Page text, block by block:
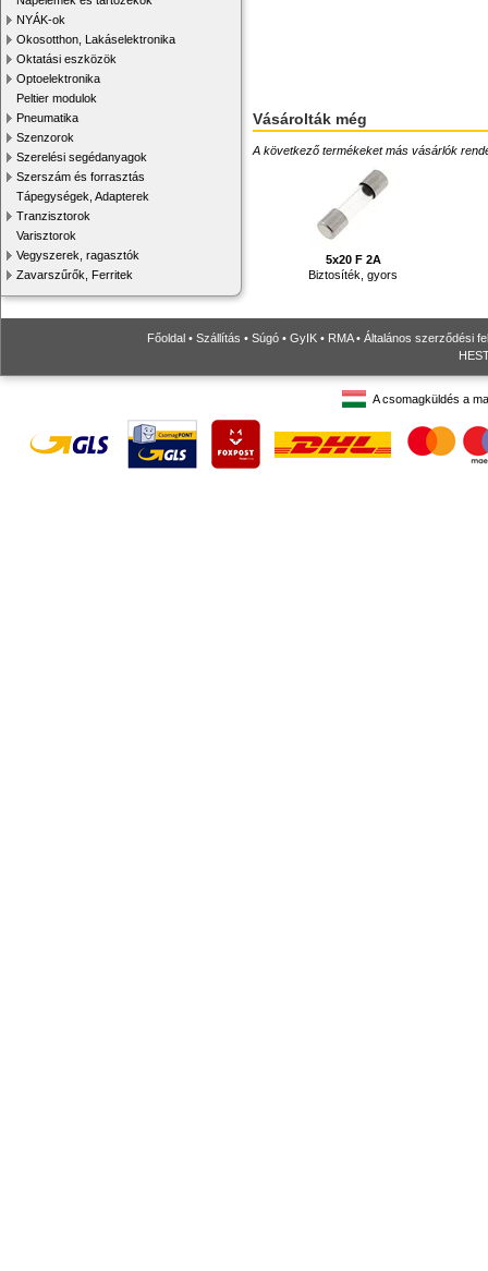
NYÁK-ok
Okosotthon, Lakáselektronika
Oktatási eszközök
Optoelektronika
Peltier modulok
Pneumatika
Szenzorok
Szerelési segédanyagok
Szerszám és forrasztás
Tápegységek, Adapterek
Tranzisztorok
Varisztorok
Vegyszerek, ragasztók
Zavarszűrők, Ferritek
Vásárolták még
A következő termékeket más vásárlók
5x20 F 2A
Biztosíték, gyors
Főoldal • Szállítás • Súgó • GyIK • RMA• Általános szerződési
A csomagküldés a